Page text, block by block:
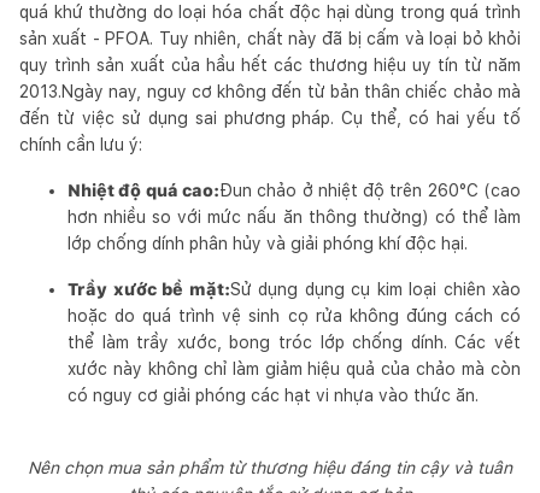
quá khứ thường do loại hóa chất độc hại dùng trong quá trình
sản xuất - PFOA. Tuy nhiên, chất này đã bị cấm và loại bỏ khỏi
quy trình sản xuất của hầu hết các thương hiệu uy tín từ năm
2013.Ngày nay, nguy cơ không đến từ bản thân chiếc chảo mà
đến từ việc sử dụng sai phương pháp. Cụ thể, có hai yếu tố
chính cần lưu ý:
Nhiệt độ quá cao:Đun chảo ở nhiệt độ trên 260°C (cao
hơn nhiều so với mức nấu ăn thông thường) có thể làm
lớp chống dính phân hủy và giải phóng khí độc hại.
Trầy xước bề mặt:Sử dụng dụng cụ kim loại chiên xào
hoặc do quá trình vệ sinh cọ rửa không đúng cách có
thể làm trầy xước, bong tróc lớp chống dính. Các vết
xước này không chỉ làm giảm hiệu quả của chảo mà còn
có nguy cơ giải phóng các hạt vi nhựa vào thức ăn.
Nên chọn mua sản phẩm từ thương hiệu đáng tin cậy và tuân